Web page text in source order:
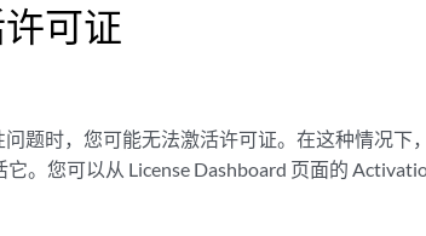
可证
题时，您可能无法激活许可证。在这种情况下
它。您可以从 License Dashboard 页面的